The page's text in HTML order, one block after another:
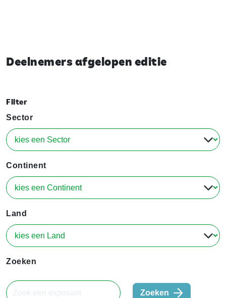
Deelnemers afgelopen editie
Filter
Sector
Continent
Land
Zoeken
Zoeken